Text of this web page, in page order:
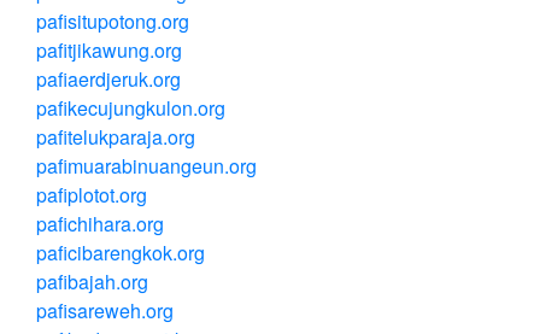
pafisitupotong.org
pafitjikawung.org
pafiaerdjeruk.org
pafikecujungkulon.org
pafitelukparaja.org
pafimuarabinuangeun.org
pafiplotot.org
pafichihara.org
paficibarengkok.org
pafibajah.org
pafisareweh.org